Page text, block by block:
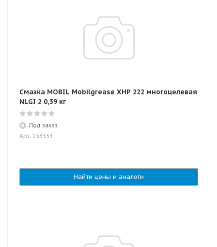
Смазка MOBIL Mobilgrease XHP 222 многоцелевая
NLGI 2 0,39 кг
Под заказ
Арт: 153553
Найти цены и аналоги